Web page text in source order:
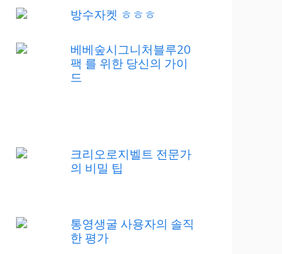
방수자켓 ㅎㅎㅎ
베베숲시그니처블루20
팩 를 위한 당신의 가이
드
크리오로지벨트 전문가
의 비밀 팁
통영생굴 사용자의 솔직
한 평가